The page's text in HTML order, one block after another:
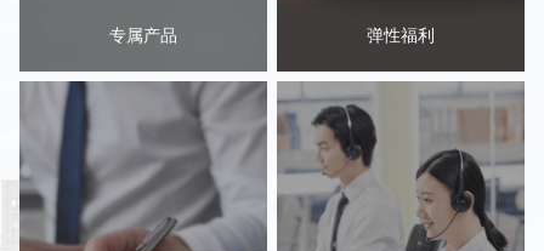
专属产品 弹性福利